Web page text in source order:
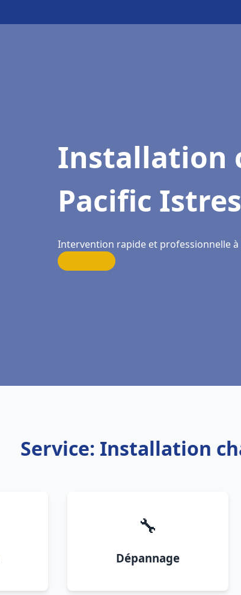
Installation
Pacific Istres
Intervention rapide et professionnelle à
Service: Installation
🔧
Dépannage